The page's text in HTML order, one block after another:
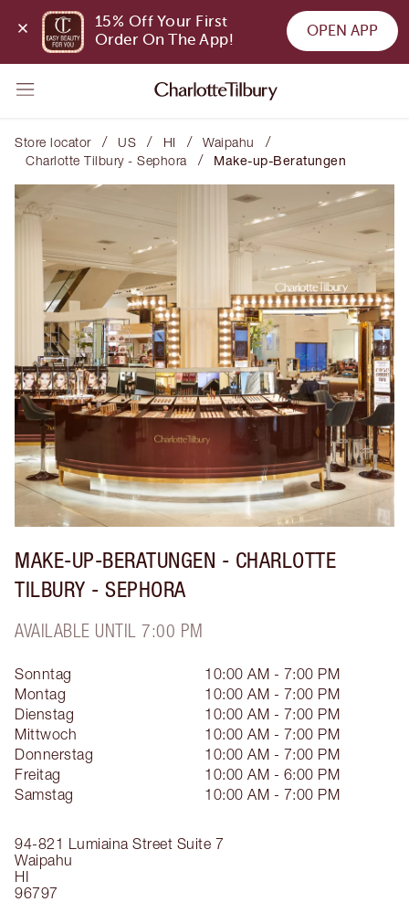
15% Off Your First
Order On The App!
OPEN APP
Store locator / US / HI / Waipahu /
Charlotte Tilbury - Sephora / Make-up-Beratungen
MAKE-UP-BERATUNGEN - CHARLOTTE
TILBURY - SEPHORA
AVAILABLE UNTIL 7:00 PM
94-821 Lumiaina Street Suite 7
Waipahu
HI
96797
Sonntag
10:00 AM - 7:00 PM
Montag
10:00 AM - 7:00 PM
Dienstag
10:00 AM - 7:00 PM
Mittwoch
10:00 AM - 7:00 PM
Donnerstag
10:00 AM - 7:00 PM
Freitag
10:00 AM - 6:00 PM
Samstag
10:00 AM - 7:00 PM